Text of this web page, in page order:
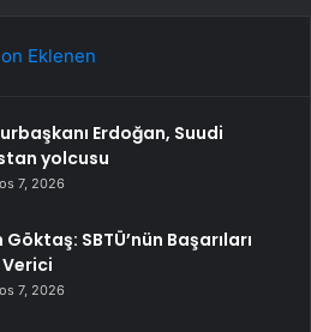
Eklenen
Erdoğan, Suudi
yolcusu
7, 2026
Göktaş: SBTÜ’nün Başarıları
7, 2026